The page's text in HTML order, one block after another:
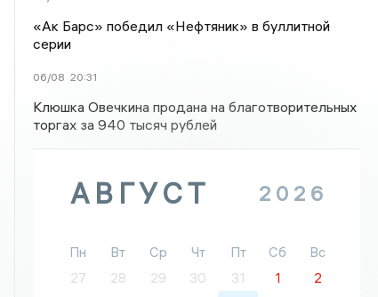
«Ак Барс» победил «Нефтяник» в буллитной
серии
06/08 20:31
Клюшка Овечкина продана на благотворительных
торгах за 940 тысяч рублей
АВГУСТ 2026
Пн Вт Ср Чт Пт Сб
Вс
27
28 29 30 31 1
2